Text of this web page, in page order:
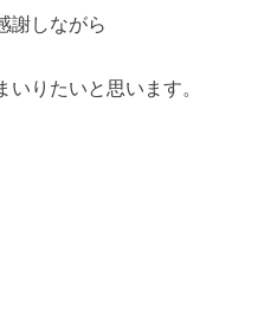
謝しながら
りたいと思います。